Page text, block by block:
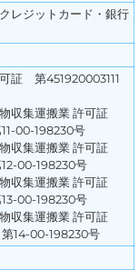
レジットカード・銀行
証 第451920003111
物収集運搬業 許可証
11-00-198230号
物収集運搬業 許可証
12-00-198230号
物収集運搬業 許可証
13-00-198230号
物収集運搬業 許可証
第14-00-198230号